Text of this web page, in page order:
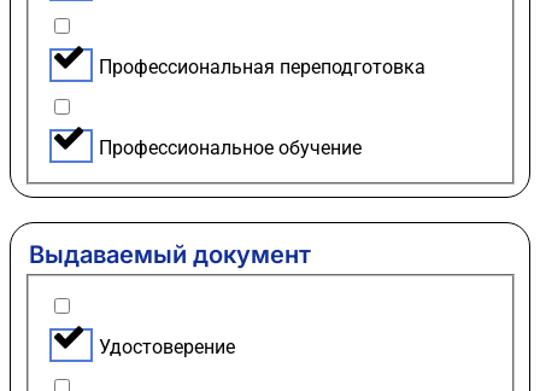
Профессиональная переподготовка
Профессиональное обучение
Выдаваемый документ
Удостоверение